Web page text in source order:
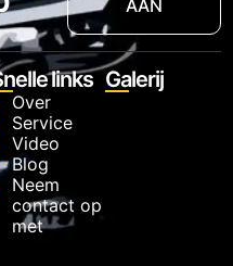
AAN
links
Over
Service
Video
Blog
Neem
contact op
met
Galerij